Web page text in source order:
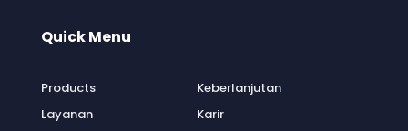
Quick Menu
Products
Layanan
Keberlanjutan
Karir